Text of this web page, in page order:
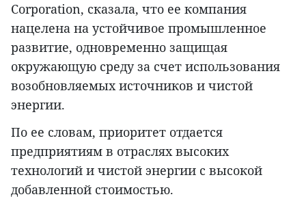
Corporation, сказала, что ее компания
нацелена на устойчивое промышленное
развитие, одновременно защищая
окружающую среду за счет использования
возобновляемых источников и чистой
энергии.
По ее словам, приоритет отдается
предприятиям в отраслях высоких
технологий и чистой энергии с высокой
добавленной стоимостью.